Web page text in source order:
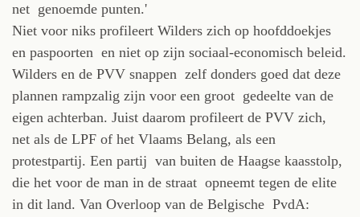
net genoemde punten.'
Niet voor niks profileert Wilders zich op hoofddoekjes
en paspoorten en niet op zijn sociaal-economisch beleid.
Wilders en de PVV snappen zelf donders goed dat deze
plannen rampzalig zijn voor een groot gedeelte van de
eigen achterban. Juist daarom profileert de PVV zich,
net als de LPF of het Vlaams Belang, als een
protestpartij. Een partij van buiten de Haagse kaasstolp,
die het voor de man in de straat opneemt tegen de elite
in dit land. Van Overloop van de Belgische PvdA: